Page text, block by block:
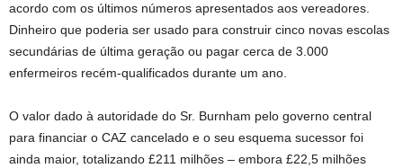
acordo com os últimos números apresentados aos vereadores.
Dinheiro que poderia ser usado para construir cinco novas escolas
secundárias de última geração ou pagar cerca de 3.000
enfermeiros recém-qualificados durante um ano.
O valor dado à autoridade do Sr. Burnham pelo governo central
para financiar o CAZ cancelado e o seu esquema sucessor foi
ainda maior, totalizando £211 milhões – embora £22,5 milhões